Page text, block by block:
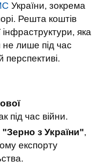
України, зокрема
Решта коштів
інфраструктури, яка
не лише під час
перспективі.
під час війни.
"Зерно з України",
експорту